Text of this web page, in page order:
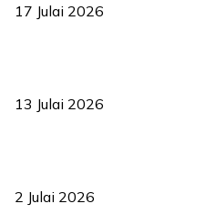
17 Julai 2026
13 Julai 2026
2 Julai 2026